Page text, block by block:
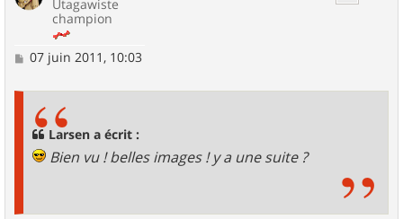
Utagawiste
champion
M
07 juin 2011, 10:03
Larsen a écrit :
Bien vu ! belles images ! y a une suite ?